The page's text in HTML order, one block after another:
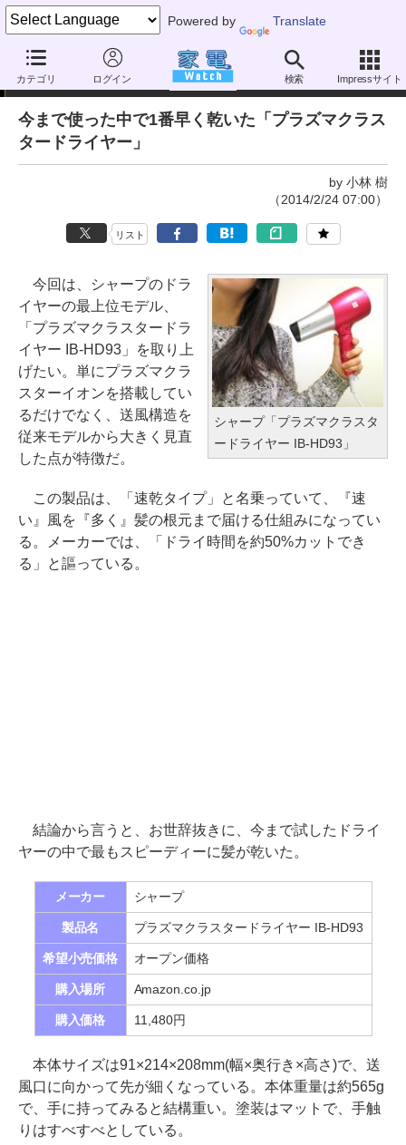
Powered by Translate
カテゴリ ログイン 検索 Impressサイト
家電製品ミニレビュー
今まで使った中で1番早く乾いた「プラズマクラス
タードライヤー」
by 小林 樹
（2014/2/24 07:00）
リスト
シャープ「プラズマクラスタ
ードライヤー IB-HD93」
今回は、シャープのドラ
イヤーの最上位モデル、
「プラズマクラスタードラ
イヤー IB-HD93」を取り上
げたい。単にプラズマクラ
スターイオンを搭載してい
るだけでなく、送風構造を
従来モデルから大きく見直
した点が特徴だ。
この製品は、「速乾タイプ」と名乗っていて、『速
い』風を『多く』髪の根元まで届ける仕組みになってい
る。メーカーでは、「ドライ時間を約50%カットでき
る」と謳っている。
結論から言うと、お世辞抜きに、今まで試したドライ
ヤーの中で最もスピーディーに髪が乾いた。
メーカー シャープ
製品名 プラズマクラスタードライヤー IB-HD93
希望小売価格 オープン価格
購入場所 Amazon.co.jp
購入価格 11,480円
本体サイズは91×214×208mm(幅×奥行き×高さ)で、送
風口に向かって先が細くなっている。本体重量は約565g
で、手に持ってみると結構重い。塗装はマットで、手触
りはすべすべとしている。